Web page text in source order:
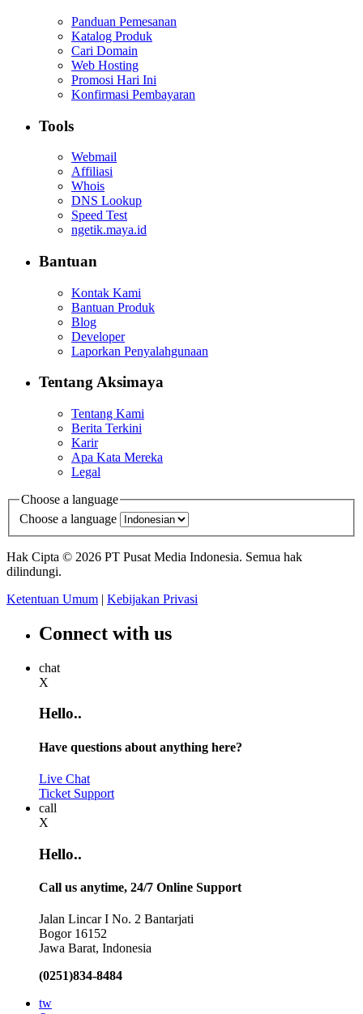
Panduan Pemesanan
Katalog Produk
Cari Domain
Web Hosting
Promosi Hari Ini
Konfirmasi Pembayaran
Tools
Webmail
Affiliasi
Whois
DNS Lookup
Speed Test
ngetik.maya.id
Bantuan
Kontak Kami
Bantuan Produk
Blog
Developer
Laporkan Penyalahgunaan
Tentang Aksimaya
Tentang Kami
Berita Terkini
Karir
Apa Kata Mereka
Legal
Choose a language
Choose a language
Hak Cipta © 2026 PT Pusat Media Indonesia. Semua hak
dilindungi.
Ketentuan Umum | Kebijakan Privasi
Connect with us
chat
X
Hello..
Have questions about anything here?
Live Chat
Ticket Support
call
X
Hello..
Call us anytime, 24/7 Online Support
Jalan Lincar I No. 2 Bantarjati
Bogor 16152
Jawa Barat, Indonesia
(0251)834-8484
tw